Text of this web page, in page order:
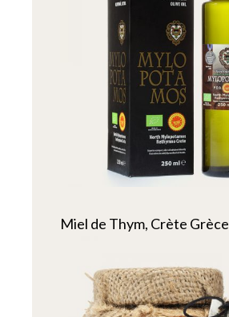
Miel de Thym, Crète Grèce